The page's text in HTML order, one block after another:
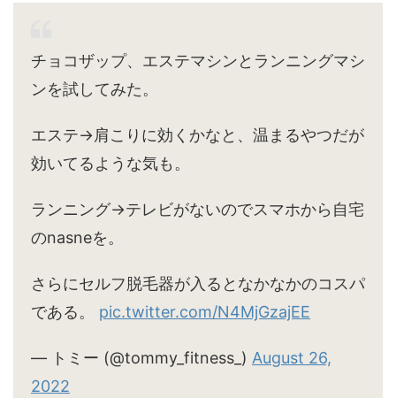
チョコザップ、エステマシンとランニングマシ
ンを試してみた。
エステ→肩こりに効くかなと、温まるやつだが
効いてるような気も。
ランニング→テレビがないのでスマホから自宅
のnasneを。
さらにセルフ脱毛器が入るとなかなかのコスパ
である。 pic.twitter.com/N4MjGzajEE
— トミー (@tommy_fitness_) August 26,
2022